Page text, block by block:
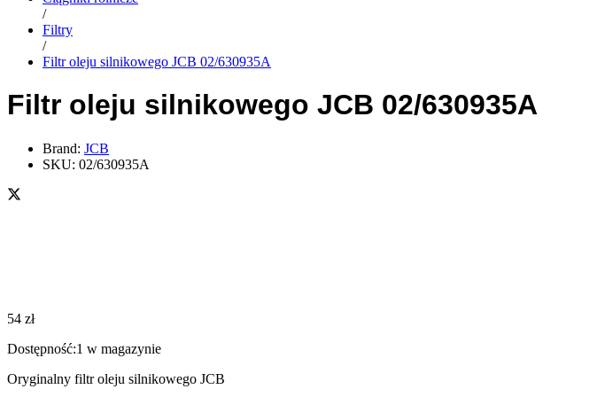
/
Filtry
/
Filtr oleju silnikowego JCB 02/630935A
Filtr oleju silnikowego JCB 02/630935A
Brand: JCB
SKU: 02/630935A
54 zł
Dostępność:1 w magazynie
Oryginalny filtr oleju silnikowego JCB